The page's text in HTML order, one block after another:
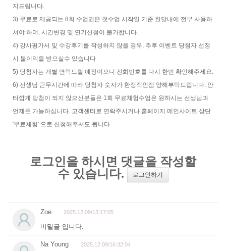
지드립니다.
3) 무료로 제공되는 8회 수업권은 첫수업 시작일 기준 한달내에 전부 사용하
셔야 하며, 시간변경 및 연기신청이 불가합니다.
4) 강사평가서 및 수강후기를 작성하지 않을 경우, 추후 이벤트 당첨자 선정
시 불이익을 받으실수 있습니다
5) 당첨자는 개별 연락드릴 예정이오니 전화번호를 다시 한번 확인해주세요.
6) 선생님 근무시간에 따라 당첨자 숫자가 한정적인점 양해부탁드립니다. 안
타깝게 당첨이 되지 않으신분들은 1회 무료체험수업은 원하시는 선생님과
언제든 가능하십니다. 고객센터로 연락주시거나 홈페이지 메인사이트 상단
'무료체험' 으로 신청해주셔도 됩니다.